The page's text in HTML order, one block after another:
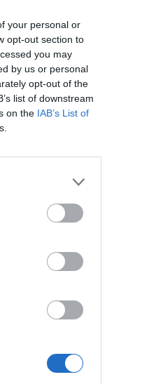
your personal or
opt-out section to
you may
by us or personal
opt-out of the
list of downstream
on the IAB’s List of
Twitter